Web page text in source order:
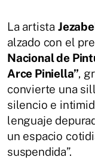
La artista
alzado con el
Nacional de
Arce Piniella”,
convierte una
silencio e
lenguaje
un espacio
suspendida”.